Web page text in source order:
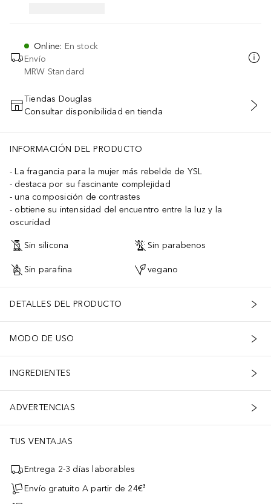
Online: En stock
Envío
MRW Standard
AÑADIR AL CARRITO
Tiendas Douglas
Consultar disponibilidad en tienda
INFORMACIÓN DEL PRODUCTO
La fragancia para la mujer más rebelde de YSL
destaca por su fascinante complejidad
una composición de contrastes
obtiene su intensidad del encuentro entre la luz y la
oscuridad
Sin silicona Sin parabenos
Sin parafina vegano
DETALLES DEL PRODUCTO
MODO DE USO
INGREDIENTES
ADVERTENCIAS
TUS VENTAJAS
Entrega 2-3 días laborables
Envío gratuito A partir de 24€³